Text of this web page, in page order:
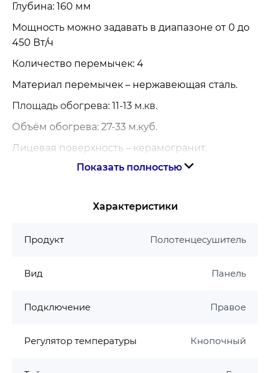
Глубина: 160 мм
Мощность можно задавать в диапазоне от 0 до
450 Вт/ч
Количество перемычек: 4
Материал перемычек – нержавеющая сталь.
Площадь обогрева: 11-13 м.кв.
Объём обогрева: 27-33 м.куб.
Лицевая поверхность – керамогранит.
Цвет: бежевый.
Внизу на правой стороне корпуса расположен
в ванной комнате, которая будет
задать максимальную температуру лицевой
Программатор также позволяет задать удобный
Показать полностью
Характеристики
Продукт Полотенцесушитель
Вид Панель
Подключение Правое
Регулятор температуры Кнопочный